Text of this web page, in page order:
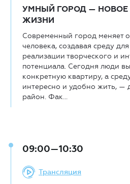
УМНЫЙ ГОРОД — НОВОЕ
ЖИЗНИ
Современный город меняет
человека, создавая среду
реализации творческого и
потенциала. Сегодня люди
конкретную квартиру, а
интересно и удобно жить, —
район. Фак...
09:00—10:30
Трансляция